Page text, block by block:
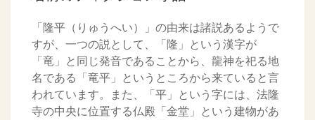
「隆平（りゅうへい）」の由来は諸説あるようで
すが、一つの説として、「隆」という漢字が
「竜」と同じ発音であることから、龍神を祀る地
名である「竜平」というところから来ていると言
われています。また、「平」という字には、法隆
寺の中央に位置する仏殿「金堂」という建物があ